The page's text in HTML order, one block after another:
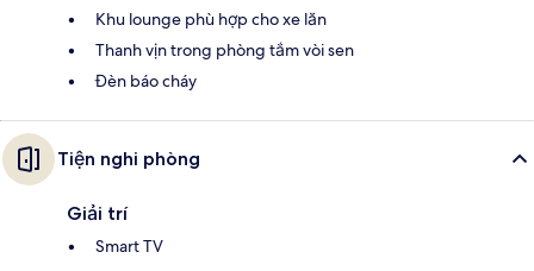
Khu lounge phù hợp cho xe lăn
Thanh vịn trong phòng tắm vòi sen
Đèn báo cháy
Tiện nghi phòng
Giải trí
Smart TV